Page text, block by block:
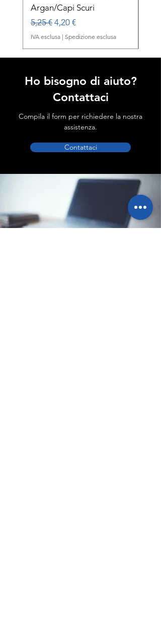
Argan/Capi Scuri
Prezzo regolare
5,25 € Prezzo scontato
4,20 €
IVA esclusa | Spedizione esclusa
Ho bisogno di aiuto?
Contattaci
Compila il form per richiedere la nostra
assistenza.
Contattaci